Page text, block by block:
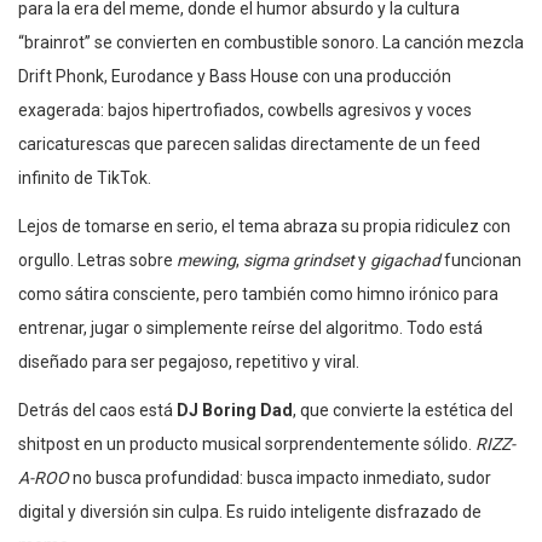
para la era del meme, donde el humor absurdo y la cultura
“brainrot” se convierten en combustible sonoro. La canción mezcla
Drift Phonk, Eurodance y Bass House con una producción
exagerada: bajos hipertrofiados, cowbells agresivos y voces
caricaturescas que parecen salidas directamente de un feed
infinito de TikTok.
Lejos de tomarse en serio, el tema abraza su propia ridiculez con
orgullo. Letras sobre mewing, sigma grindsety gigachadfuncionan
como sátira consciente, pero también como himno irónico para
entrenar, jugar o simplemente reírse del algoritmo. Todo está
diseñado para ser pegajoso, repetitivo y viral.
Detrás del caos está DJ Boring Dad, que convierte la estética del
shitpost en un producto musical sorprendentemente sólido. RIZZ-
A-ROOno busca profundidad: busca impacto inmediato, sudor
digital y diversión sin culpa. Es ruido inteligente disfrazado de